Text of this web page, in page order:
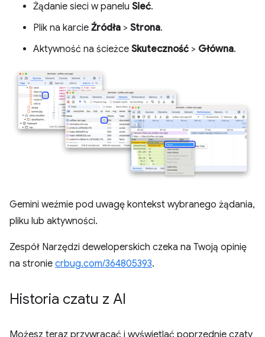
Żądanie sieci w panelu Sieć.
Plik na karcie Źródła > Strona.
Aktywność na ścieżce Skuteczność > Główna.
Gemini weźmie pod uwagę kontekst wybranego żądania,
pliku lub aktywności.
Zespół Narzędzi deweloperskich czeka na Twoją opinię
na stronie crbug.com/364805393.
Historia czatu z AI
Możesz teraz przywracać i wyświetlać poprzednie czaty